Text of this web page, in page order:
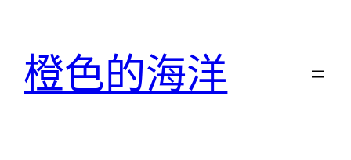
橙色的海洋